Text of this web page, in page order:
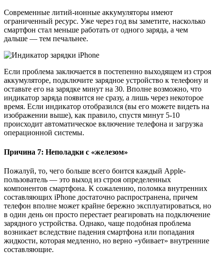
Современные литий-ионные аккумуляторы имеют
ограниченный ресурс. Уже через год вы заметите, насколько
смартфон стал меньше работать от одного заряда, а чем
дальше — тем печальнее.
Если проблема заключается в постепенно выходящем из строя
аккумуляторе, подключите зарядное устройство к телефону и
оставьте его на зарядке минут на 30. Вполне возможно, что
индикатор заряда появится не сразу, а лишь через некоторое
время. Если индикатор отобразился (вы его можете видеть на
изображении выше), как правило, спустя минут 5-10
происходит автоматическое включение телефона и загрузка
операционной системы.
Причина 7: Неполадки с «железом»
Пожалуй, то, чего больше всего боится каждый Apple-
пользователь — это выход из строя определенных
компонентов смартфона. К сожалению, поломка внутренних
составляющих iPhone достаточно распространена, причем
телефон вполне может крайне бережно эксплуатироваться, но
в один день он просто перестает реагировать на подключение
зарядного устройства. Однако, чаще подобная проблема
возникает вследствие падения смартфона или попадания
жидкости, которая медленно, но верно «убивает» внутренние
составляющие.